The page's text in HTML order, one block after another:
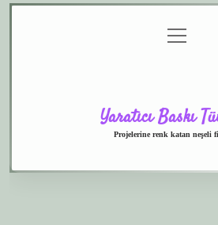
menüyü
aç
Yaratıcı Baskı
Projelerine renk katan neşeli